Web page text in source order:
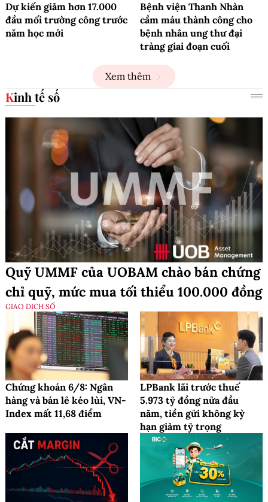
Dự kiến giảm hơn 17.000
đầu mối trường công trước
năm học mới
Bệnh viện Thanh Nhàn
cầm máu thành công cho
bệnh nhân ung thư đại
tràng giai đoạn cuối
Xem thêm
Kinh tế số
Quỹ UMMF của UOBAM chào bán chứng
chỉ quỹ, mức mua tối thiểu 100.000 đồng
GIAO DỊCH SỐ
Chứng khoán 6/8: Ngân
hàng và bán lẻ kéo lùi, VN-
Index mất 11,68 điểm
LPBank lãi trước thuế
5.973 tỷ đồng nửa đầu
năm, tiền gửi không kỳ
hạn giảm tỷ trọng